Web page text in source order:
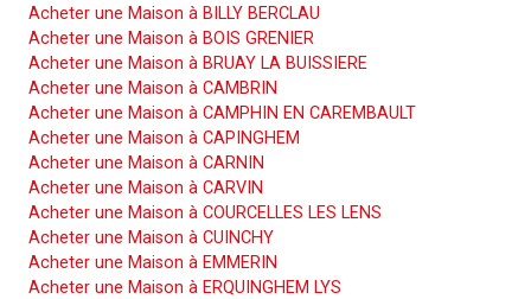
Acheter une Maison à BILLY BERCLAU
Acheter une Maison à BOIS GRENIER
Acheter une Maison à BRUAY LA BUISSIERE
Acheter une Maison à CAMBRIN
Acheter une Maison à CAMPHIN EN CAREMBAULT
Acheter une Maison à CAPINGHEM
Acheter une Maison à CARNIN
Acheter une Maison à CARVIN
Acheter une Maison à COURCELLES LES LENS
Acheter une Maison à CUINCHY
Acheter une Maison à EMMERIN
Acheter une Maison à ERQUINGHEM LYS